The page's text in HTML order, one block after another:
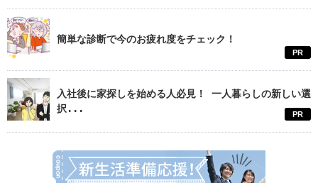
簡単な診断で今のお疲れ度をチェック！
PR
入社後に家探しを始める人必見！ 一人暮らしの新しい選
択...
PR